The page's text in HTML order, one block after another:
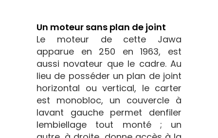
Un moteur sans plan de joint
Le moteur de cette Jawa
apparue en 250 en 1963, est
aussi novateur que le cadre. Au
lieu de posséder un plan de joint
horizontal ou vertical, le carter
est monobloc, un couvercle à
lavant gauche permet denfiler
lembiellage tout monté ; un